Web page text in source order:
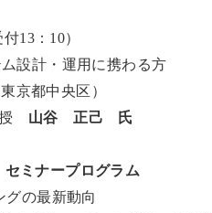
13：10）
設計・運用に携わる方
京都中央区）
授 山谷 正己 氏
セミナープログラム
グの最新動向